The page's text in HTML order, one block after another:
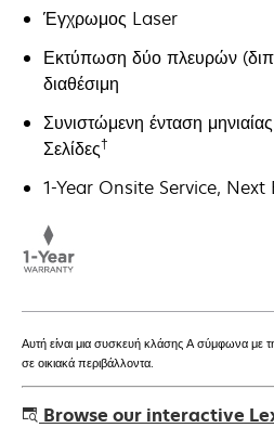
Έγχρωμος Laser
Εκτύπωση δύο πλευρών
διαθέσιμη
Συνιστώμενη ένταση
Σελίδες†
1-Year Onsite Service, Next
Αυτή είναι μια συσκευή κλάσης Α σύμφωνα με
σε οικιακά περιβάλλοντα.
Browse our interactive